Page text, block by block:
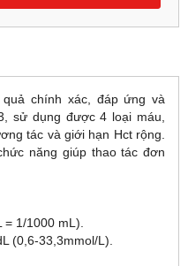
quả chính xác, đáp ứng và
sử dụng được 4 loại máu,
tác và giới hạn Hct rộng.
năng giúp thao tác đơn
1/1000 mL).
(0,6-33,3mmol/L).